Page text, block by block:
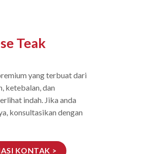
Teak
yang terbuat dari
ketebalan, dan
indah. Jika anda
konsultasikan dengan
KONTAK >